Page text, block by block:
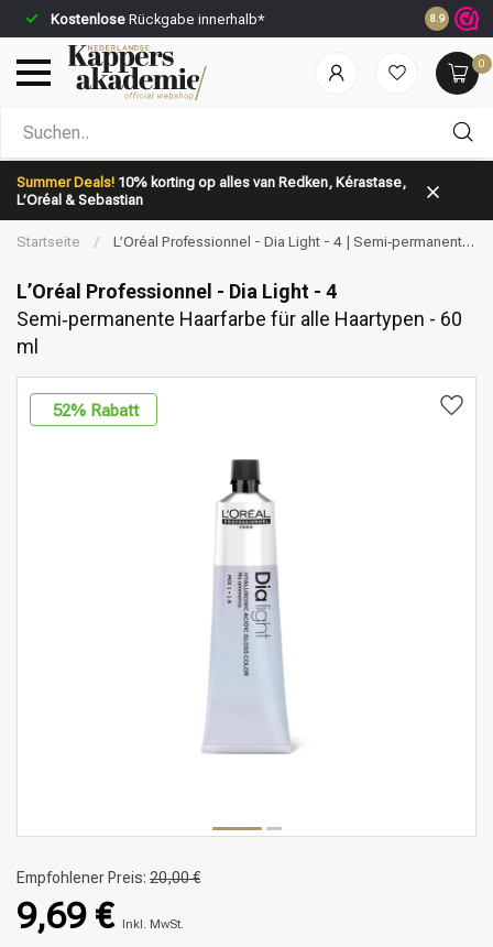
Kostenlose Rückgabe innerhalb* Vor 23:59
8.9
0
Summer Deals! 10% korting op alles van Redken, Kérastase,
L’Oréal & Sebastian
Nach welcher Kategorie suchst du?
Startseite /
L’Oréal Professionnel - Dia Light - 4 | Semi‑permanente
L’Oréal Professionnel - Dia Light - 4
Semi‑permanente Haarfarbe für alle Haartypen - 60
ml
52% Rabatt
Empfohlener Preis: 20,00 €
9,69 € Inkl. MwSt.